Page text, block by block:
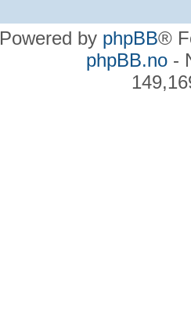
Powered by phpBB®
phpBB.no-